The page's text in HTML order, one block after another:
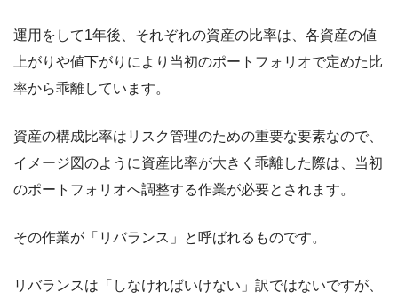
運用をして1年後、それぞれの資産の比率は、各資産の値
上がりや値下がりにより当初のポートフォリオで定めた比
率から乖離しています。
資産の構成比率はリスク管理のための重要な要素なので、
イメージ図のように資産比率が大きく乖離した際は、当初
のポートフォリオへ調整する作業が必要とされます。
その作業が「リバランス」と呼ばれるものです。
リバランスは「しなければいけない」訳ではないですが、